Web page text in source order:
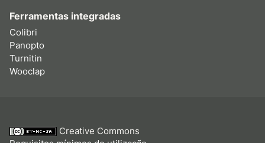
Ferramentas integradas
Colibri
Panopto
Turnitin
Wooclap
Creative Commons